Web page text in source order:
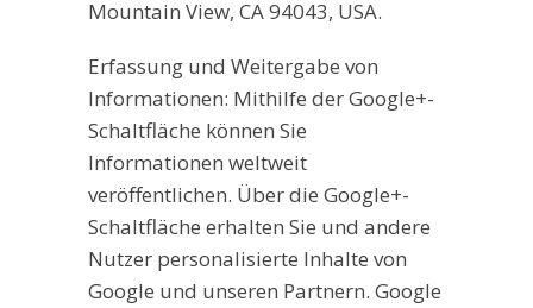
Mountain View, CA 94043, USA.
Erfassung und Weitergabe von
Informationen: Mithilfe der Google+-
Schaltfläche können Sie
Informationen weltweit
veröffentlichen. Über die Google+-
Schaltfläche erhalten Sie und andere
Nutzer personalisierte Inhalte von
Google und unseren Partnern. Google